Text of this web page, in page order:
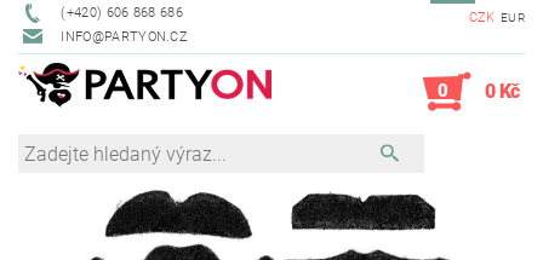
(+420) 606 868 686
INFO@PARTYON.CZ
CZK EUR
0 0 Kč